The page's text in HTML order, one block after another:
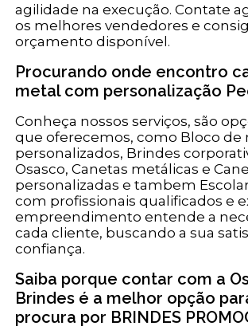
agilidade na execução. Contate
os melhores vendedores e
orçamento disponível.
Procurando onde encontro
metal com personalização
Conheça nossos serviços, são
que oferecemos, como Bloco de
personalizados, Brindes
Osasco, Canetas metálicas e
personalizadas e tambem
com profissionais qualificados e
empreendimento entende a
cada cliente, buscando a sua
confiança.
Saiba porque contar com a
Brindes é a melhor opção
procura por BRINDES